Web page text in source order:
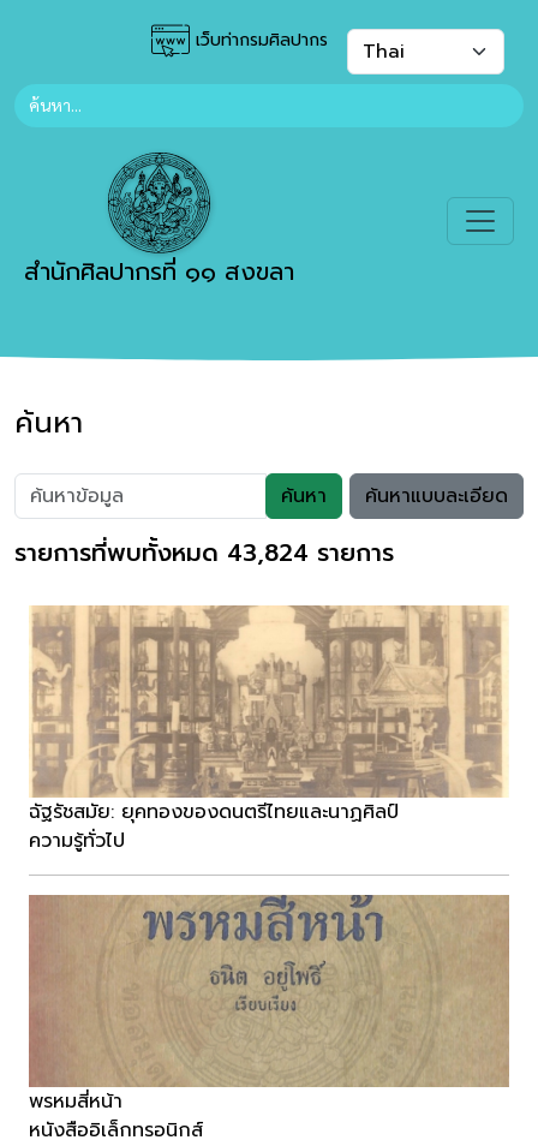
เว็บท่ากรมศิลปากร
สำนักศิลปากรที่ ๑๑ สงขลา
ค้นหา
ค้นหา ค้นหาแบบละเอียด
รายการที่พบทั้งหมด 43,824 รายการ
ฉัฐรัชสมัย: ยุคทองของดนตรีไทยและนาฏศิลป์
ความรู้ทั่วไป
พรหมสี่หน้า
หนังสืออิเล็กทรอนิกส์